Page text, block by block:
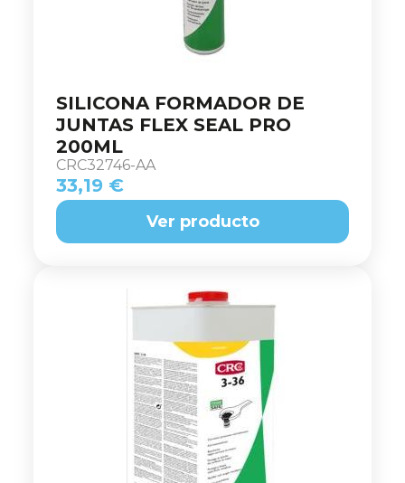
SILICONA FORMADOR DE
JUNTAS FLEX SEAL PRO
200ML
CRC32746-AA
33,19 €
Ver producto